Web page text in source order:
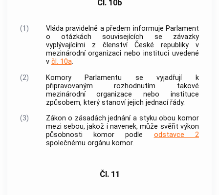
Čl. 10b
(1) Vládapravidelně a předem informuje Parlament
o otázkách souvisejících se závazky
vyplývajícími z členství České republiky v
mezinárodní organizaci nebo instituci uvedené
v čl. 10a.
(2)
Komory Parlamentu se vyjadřují k
připravovaným rozhodnutím takové
mezinárodní organizace nebo instituce
způsobem, který stanoví jejich jednací řády.
(3)
Zákon o zásadách jednání a styku obou komor
mezi sebou, jakož i navenek, může svěřit výkon
působnosti komor podle odstavce 2
společnému orgánu komor.
Čl. 11